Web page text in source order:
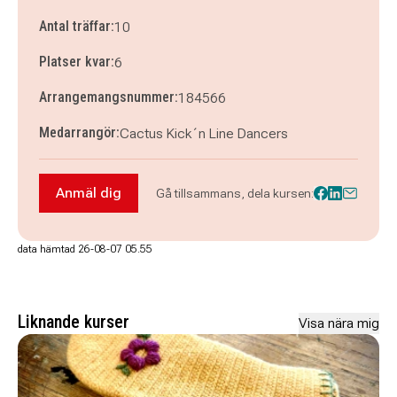
Antal träffar:10
Platser kvar:6
Arrangemangsnummer:184566
Medarrangör:Cactus Kick´n Line Dancers
Anmäl dig till Dans Linedance steg 2 Improver,
Anmäl dig Gå tillsammans, dela kursen:
data hämtad 26-08-07 05.55
Liknande kurser Visa nära mig